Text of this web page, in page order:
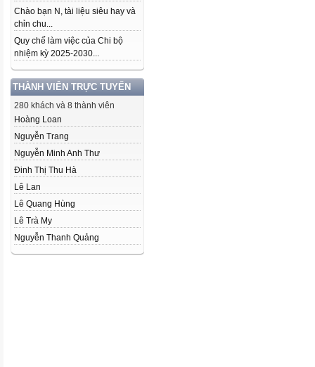
Chào bạn N, tài liệu siêu hay và
chỉn chu...
Quy chế làm việc của Chi bộ
nhiệm kỳ 2025-2030...
THÀNH VIÊN TRỰC TUYẾN
280 khách và 8 thành viên
Hoàng Loan
Nguyễn Trang
Nguyễn Minh Anh Thư
Đinh Thị Thu Hà
Lê Lan
Lê Quang Hùng
Lê Trà My
Nguyễn Thanh Quảng